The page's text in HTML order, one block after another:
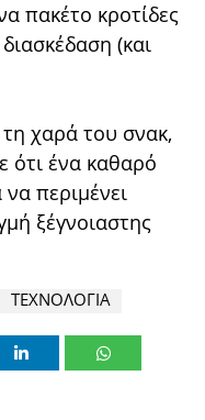
πακέτο κροτίδες
(και
χαρά του σνακ,
ότι ένα καθαρό
περιμένει
ξέγνοιαστης
ΤΕΧΝΟΛΟΓΙΑ